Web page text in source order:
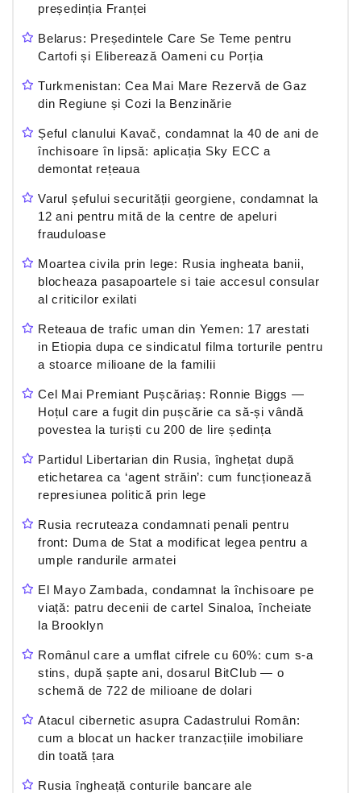
președinția Franței
Belarus: Președintele Care Se Teme pentru
Cartofi și Eliberează Oameni cu Porția
Turkmenistan: Cea Mai Mare Rezervă de Gaz
din Regiune și Cozi la Benzinărie
Șeful clanului Kavač, condamnat la 40 de ani de
închisoare în lipsă: aplicația Sky ECC a
demontat rețeaua
Varul șefului securității georgiene, condamnat la
12 ani pentru mită de la centre de apeluri
frauduloase
Moartea civila prin lege: Rusia ingheata banii,
blocheaza pasapoartele si taie accesul consular
al criticilor exilati
Reteaua de trafic uman din Yemen: 17 arestati
in Etiopia dupa ce sindicatul filma torturile pentru
a stoarce milioane de la familii
Cel Mai Premiant Pușcăriaș: Ronnie Biggs —
Hoțul care a fugit din pușcărie ca să-și vândă
povestea la turiști cu 200 de lire ședința
Partidul Libertarian din Rusia, înghețat după
etichetarea ca ‘agent străin’: cum funcționează
represiunea politică prin lege
Rusia recruteaza condamnati penali pentru
front: Duma de Stat a modificat legea pentru a
umple randurile armatei
El Mayo Zambada, condamnat la închisoare pe
viață: patru decenii de cartel Sinaloa, încheiate
la Brooklyn
Românul care a umflat cifrele cu 60%: cum s-a
stins, după șapte ani, dosarul BitClub — o
schemă de 722 de milioane de dolari
Atacul cibernetic asupra Cadastrului Român:
cum a blocat un hacker tranzacțiile imobiliare
din toată țara
Rusia îngheață conturile bancare ale